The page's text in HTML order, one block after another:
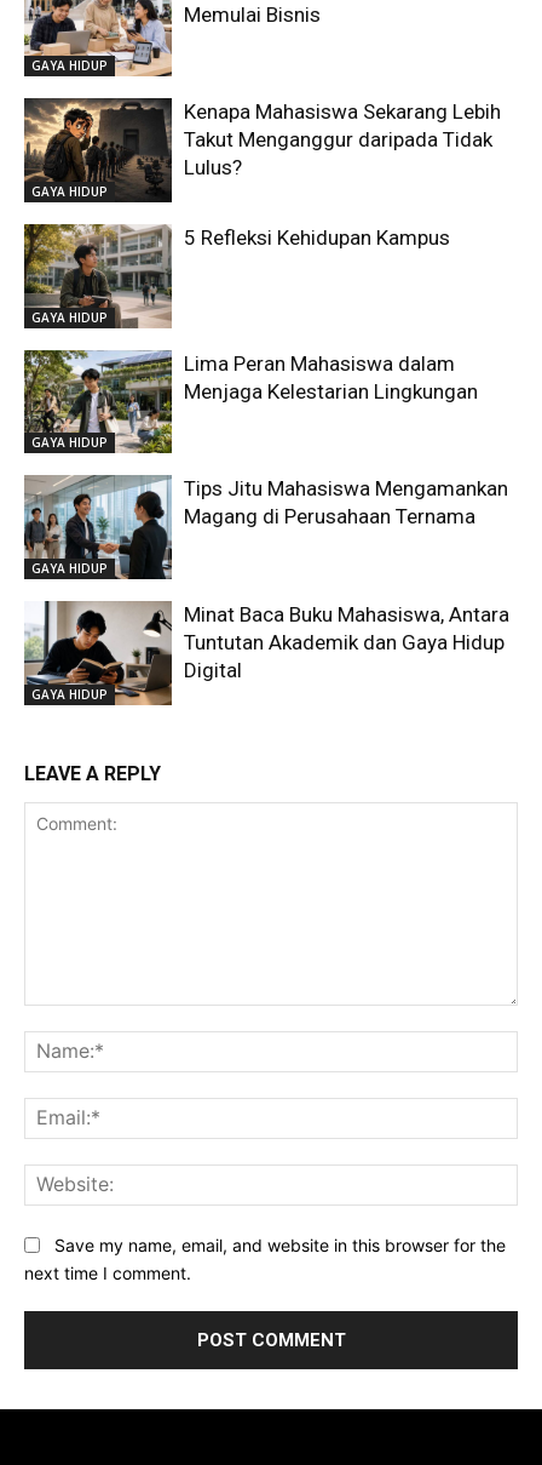
GAYA HIDUP
Memulai Bisnis
GAYA HIDUP
Kenapa Mahasiswa Sekarang Lebih
Takut Menganggur daripada Tidak
Lulus?
GAYA HIDUP
5 Refleksi Kehidupan Kampus
GAYA HIDUP
Lima Peran Mahasiswa dalam
Menjaga Kelestarian Lingkungan
GAYA HIDUP
Tips Jitu Mahasiswa Mengamankan
Magang di Perusahaan Ternama
GAYA HIDUP
Minat Baca Buku Mahasiswa, Antara
Tuntutan Akademik dan Gaya Hidup
Digital
LEAVE A REPLY
Save my name, email, and website in this browser for the
next time I comment.